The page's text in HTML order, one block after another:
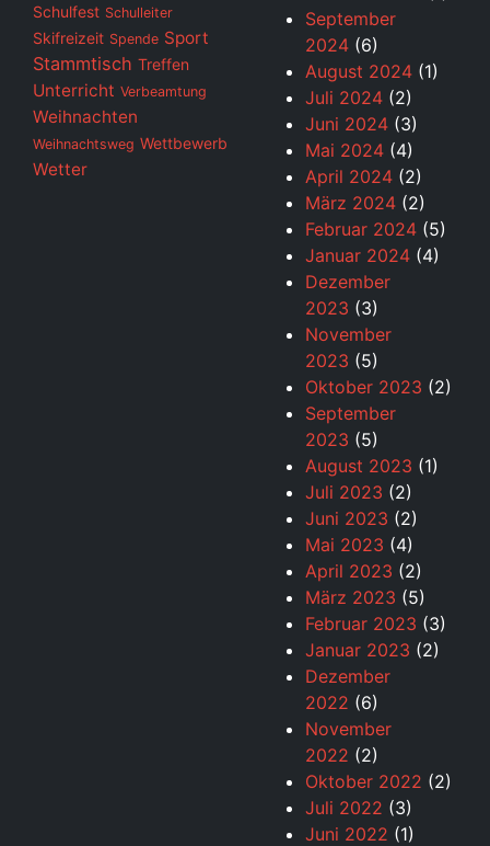
Schulfest Schulleiter
Skifreizeit Spende Sport
Stammtisch Treffen
Unterricht Verbeamtung
Weihnachten
Weihnachtsweg Wettbewerb
Wetter
September
2024 (6)
August 2024 (1)
Juli 2024 (2)
Juni 2024 (3)
Mai 2024 (4)
April 2024 (2)
März 2024 (2)
Februar 2024 (5)
Januar 2024 (4)
Dezember
2023 (3)
November
2023 (5)
Oktober 2023 (2)
September
2023 (5)
August 2023 (1)
Juli 2023 (2)
Juni 2023 (2)
Mai 2023 (4)
April 2023 (2)
März 2023 (5)
Februar 2023 (3)
Januar 2023 (2)
Dezember
2022 (6)
November
2022 (2)
Oktober 2022 (2)
Juli 2022 (3)
Juni 2022 (1)